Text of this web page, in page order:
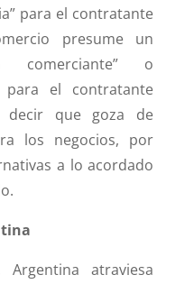
para el contratante
presume un
comerciante” o
para el contratante
decir que goza de
los negocios, por
a lo acordado
atraviesa